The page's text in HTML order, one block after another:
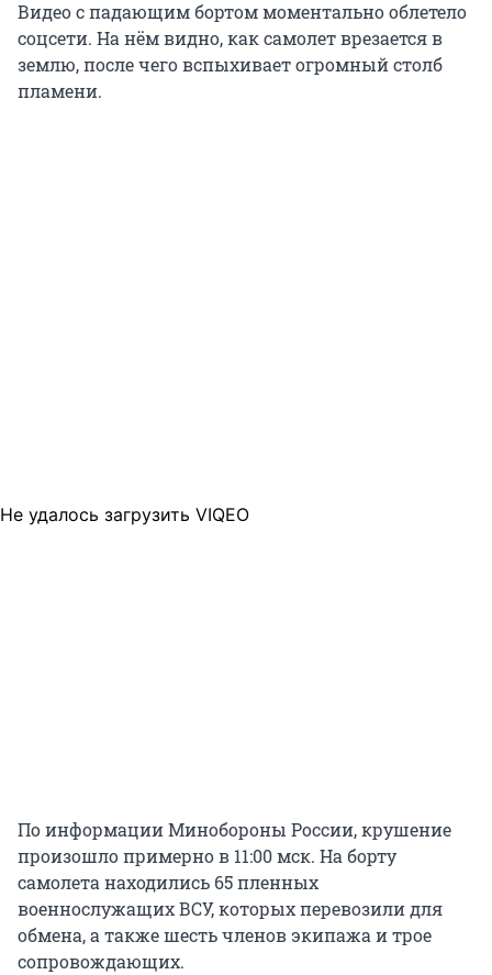
Видео с падающим бортом моментально облетело
соцсети. На нём видно, как самолет врезается в
землю, после чего вспыхивает огромный столб
пламени.
Не удалось загрузить VIQEO
По информации Минобороны России, крушение
произошло примерно в 11:00 мск. На борту
самолета находились 65 пленных
военнослужащих ВСУ, которых перевозили для
обмена, а также шесть членов экипажа и трое
сопровождающих.